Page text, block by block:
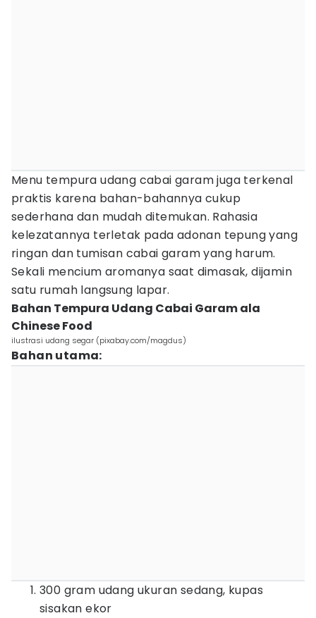
Menu tempura udang cabai garam juga terkenal
praktis karena bahan-bahannya cukup
sederhana dan mudah ditemukan. Rahasia
kelezatannya terletak pada adonan tepung yang
ringan dan tumisan cabai garam yang harum.
Sekali mencium aromanya saat dimasak, dijamin
satu rumah langsung lapar.
Bahan Tempura Udang Cabai Garam ala
Chinese Food
ilustrasi udang segar (pixabay.com/magdus)
Bahan utama:
300 gram udang ukuran sedang, kupas
sisakan ekor